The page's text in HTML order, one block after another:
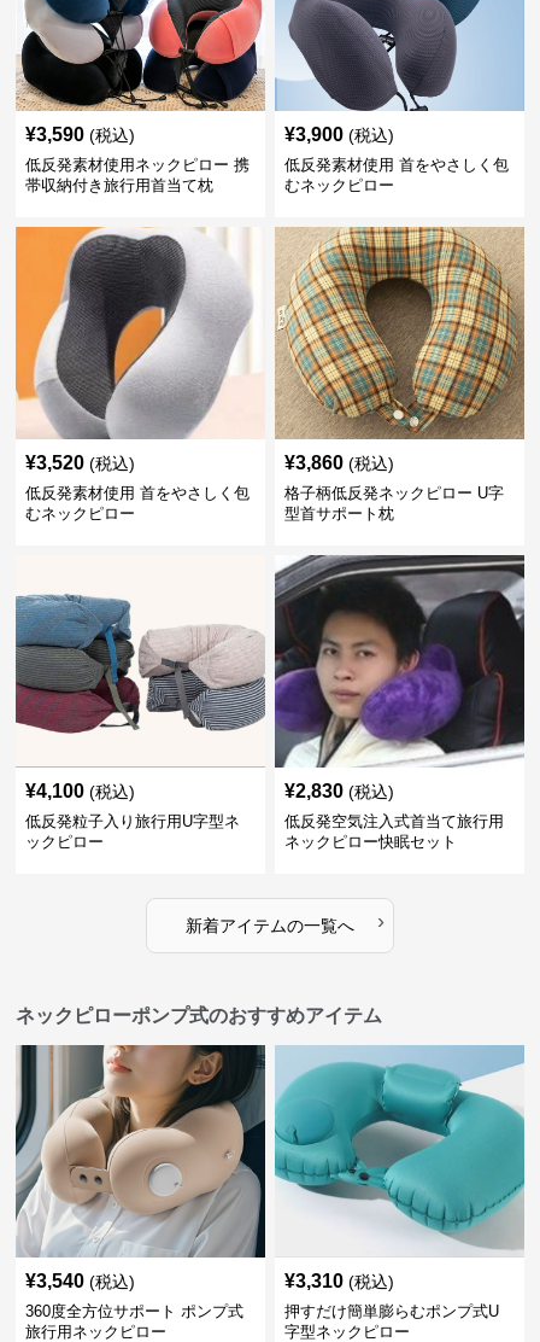
¥3,590 (税込)
低反発素材使用ネックピロー 携
帯収納付き旅行用首当て枕
¥3,900 (税込)
低反発素材使用 首をやさしく包
むネックピロー
¥3,520 (税込)
低反発素材使用 首をやさしく包
むネックピロー
¥3,860 (税込)
格子柄低反発ネックピロー U字
型首サポート枕
¥4,100 (税込)
低反発粒子入り旅行用U字型ネ
ックピロー
¥2,830 (税込)
低反発空気注入式首当て旅行用
ネックピロー快眠セット
新着アイテムの一覧へ ›
ネックピローポンプ式のおすすめアイテム
¥3,540 (税込)
360度全方位サポート ポンプ式
旅行用ネックピロー
¥3,310 (税込)
押すだけ簡単膨らむポンプ式U
字型ネックピロー